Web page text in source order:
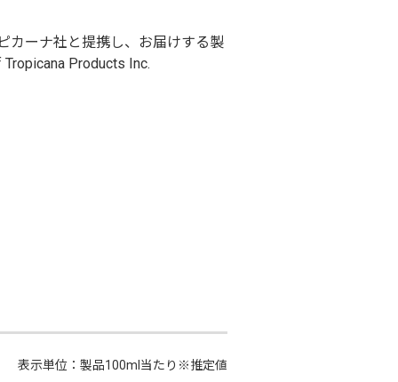
カーナ社と提携し、お届けする製
Products Inc.
表示単位：製品100ml当たり※推定値